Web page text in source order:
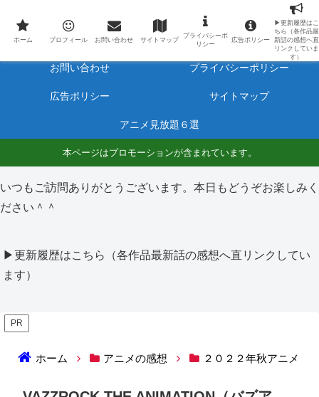
最新アニメのあらすじと感想をネタバレ有りで毎日更新しています。
ホーム プロフィール
お問い合わせ プライバシーポリシー
広告ポリシー サイトマップ
アニメ見放題６選
本ページはプロモーションが含まれています。
いつもご訪問ありがとうございます。本日もどうぞお楽しみく
ださい＾＾
▶更新履歴はこちら（各作品最新話の感想へ直リンクしてい
ます）
PR
ホーム アニメの感想 ２０２２年秋アニメ
ホーム プロフィール お問い合わせ サイトマップ
プライバシーポ
リシー
広告ポリシー
▶更新履歴はこ
ちら（各作品最
新話の感想へ直
リンクしていま
す）